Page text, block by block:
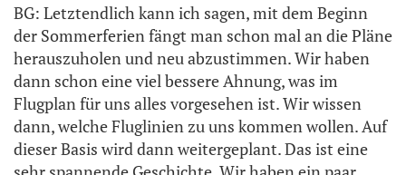
BG: Letztendlich kann ich sagen, mit dem Beginn
der Sommerferien fängt man schon mal an die Pläne
herauszuholen und neu abzustimmen. Wir haben
dann schon eine viel bessere Ahnung, was im
Flugplan für uns alles vorgesehen ist. Wir wissen
dann, welche Fluglinien zu uns kommen wollen. Auf
dieser Basis wird dann weitergeplant. Das ist eine